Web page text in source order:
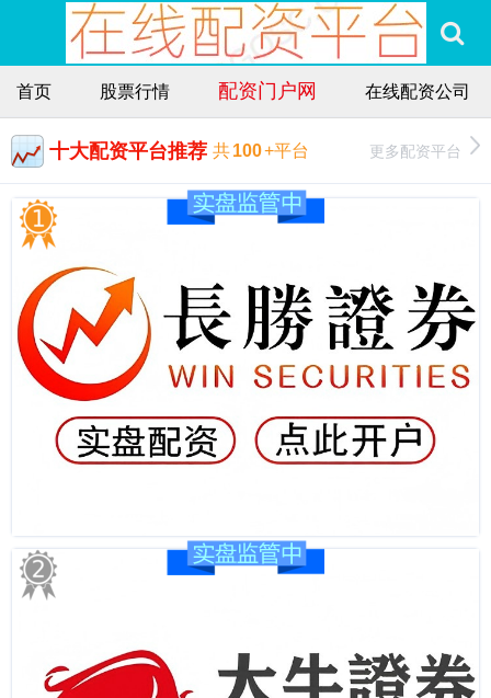
首页 股票行情 配资门户网 在线配资公司
十大配资平台推荐 共100+平台 更多配资平台